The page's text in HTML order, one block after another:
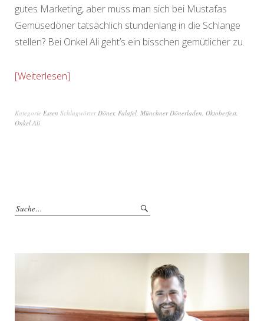
gutes Marketing, aber muss man sich bei Mustafas
Gemüsedöner tatsächlich stundenlang in die Schlange
stellen? Bei Onkel Ali geht’s ein bisschen gemütlicher zu.
Weiterlesen
Kategorie Essen SchlagwörterDöner, Falafel, Münchner Dönerladen, Oktoberfest,
Onkel Ali